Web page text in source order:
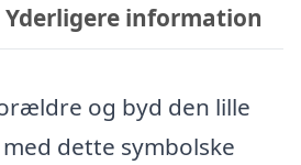
Yderligere information
og byd den lille
dette symbolske